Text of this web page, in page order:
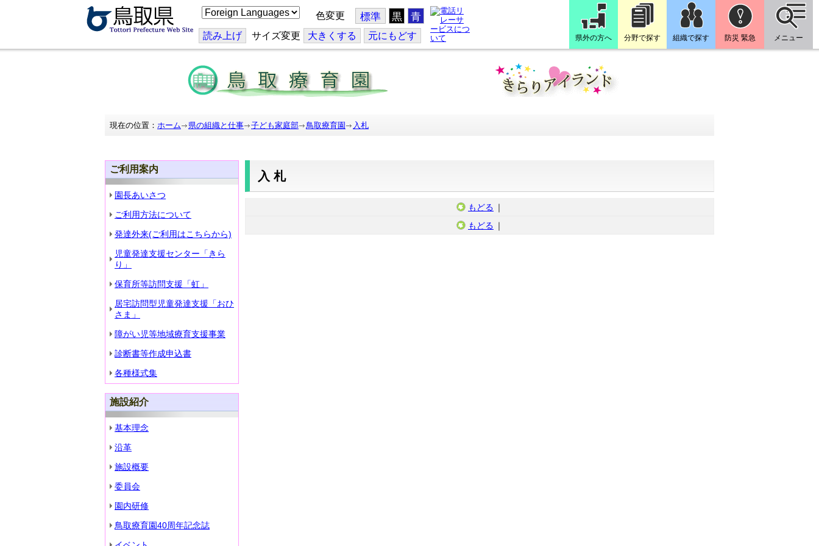
こ
の
ジ
を
訳
す
る
色変更 標準 黒 青
読み上げ サイズ変更 大きくする 元にもどす 県外の方へ 分野で探す 組織で探す 防災 緊急 メニュー
現在の位置： ホーム 県の組織と仕事 子ども家庭部 鳥取療育園 入札
ご利用案内
園長あいさつ
ご利用方法について
発達外来(ご利用はこちらから)
児童発達支援センター「きら
り」
保育所等訪問支援「虹」
居宅訪問型児童発達支援「おひ
さま」
障がい児等地域療育支援事業
診断書等作成申込書
各種様式集
施設紹介
基本理念
沿革
施設概要
委員会
園内研修
鳥取療育園40周年記念誌
入札
もどる ｜
もどる ｜